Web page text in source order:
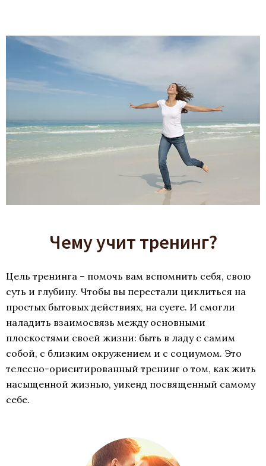
Чему учит тренинг?
Цель тренинга – помочь вам вспомнить себя, свою
суть и глубину. Чтобы вы перестали циклиться на
простых бытовых действиях, на суете. И смогли
наладить взаимосвязь между основными
плоскостями своей жизни: быть в ладу с самим
собой, с близким окружением и с социумом. Это
телесно-ориентированный тренинг о том, как жить
насыщенной жизнью, уикенд посвященный самому
себе.